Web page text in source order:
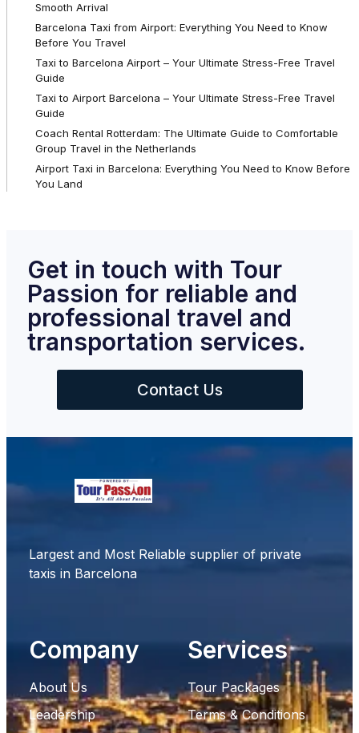
Smooth Arrival
Barcelona Taxi from Airport: Everything You Need to Know
Before You Travel
Taxi to Barcelona Airport – Your Ultimate Stress-Free Travel
Guide
Taxi to Airport Barcelona – Your Ultimate Stress-Free Travel
Guide
Coach Rental Rotterdam: The Ultimate Guide to Comfortable
Group Travel in the Netherlands
Airport Taxi in Barcelona: Everything You Need to Know Before
You Land
Get in touch with Tour
Passion for reliable and
professional travel and
transportation services.
Contact Us
Largest and Most Reliable supplier of private
taxis in Barcelona
Company
About Us
Leadership
Services
Tour Packages
Terms & Conditions